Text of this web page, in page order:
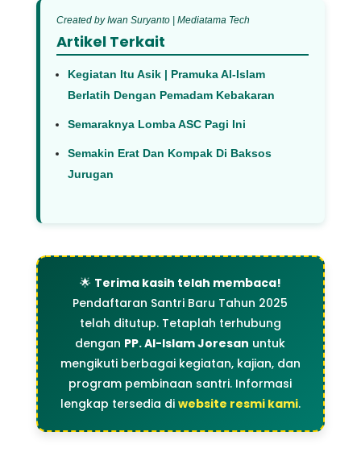
Created by Iwan Suryanto | Mediatama Tech
Artikel Terkait
Kegiatan Itu Asik | Pramuka Al-Islam
Berlatih Dengan Pemadam Kebakaran
Semaraknya Lomba ASC Pagi Ini
Semakin Erat Dan Kompak Di Baksos
Jurugan
🌟 Terima kasih telah membaca!
Pendaftaran Santri Baru Tahun 2025
telah ditutup. Tetaplah terhubung
dengan PP. Al-Islam Joresan untuk
mengikuti berbagai kegiatan, kajian, dan
program pembinaan santri. Informasi
lengkap tersedia di website resmi kami.